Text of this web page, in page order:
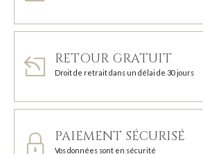
RETOUR GRATUIT
Droit de retrait dans un délai de 30 jours
PAIEMENT SÉCURISÉ
Vos données sont en sécurité